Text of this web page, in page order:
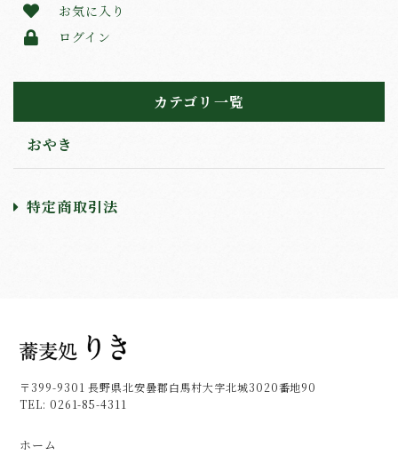
お気に入り
ログイン
カテゴリ一覧
おやき
特定商取引法
〒399-9301 長野県北安曇郡白馬村大字北城3020番地90
TEL: 0261-85-4311
ホーム